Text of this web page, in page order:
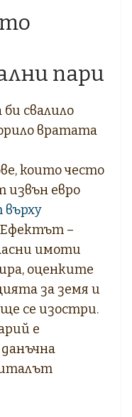
пари
свалило
вратата
които често
извън евро
Ефектът –
имоти
оценките
за земя и
се изостри.
е